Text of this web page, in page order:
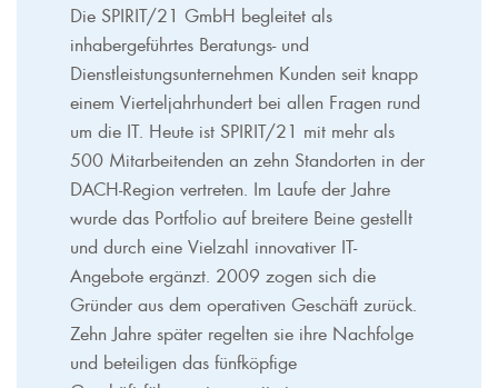
Die SPIRIT/21 GmbH begleitet als
inhabergeführtes Beratungs- und
Dienstleistungsunternehmen Kunden seit knapp
einem Vierteljahrhundert bei allen Fragen rund
um die IT. Heute ist SPIRIT/21 mit mehr als
500 Mitarbeitenden an zehn Standorten in der
DACH-Region vertreten. Im Laufe der Jahre
wurde das Portfolio auf breitere Beine gestellt
und durch eine Vielzahl innovativer IT-
Angebote ergänzt. 2009 zogen sich die
Gründer aus dem operativen Geschäft zurück.
Zehn Jahre später regelten sie ihre Nachfolge
und beteiligen das fünfköpfige